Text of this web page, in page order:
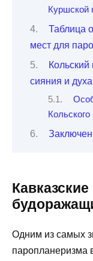
Куршской
Таблица
мест для
сияния и
Одним из самых
паропланеризма